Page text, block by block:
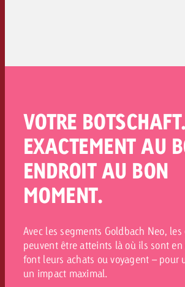
VOTRE BOTSCHAFT.
EXACTEMENT AU
ENDROIT AU BON
MOMENT.
Avec les segments Goldbach Neo,
peuvent être atteints là où ils sont
font leurs achats ou voyagent – pour
un impact maximal.